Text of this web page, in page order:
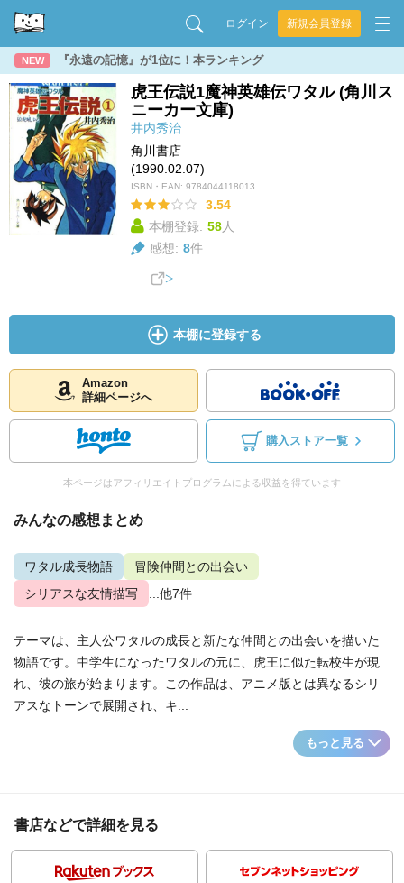
ログイン 新規会員登録
NEW 『永遠の記憶』が1位に！本ランキング
虎王伝説1魔神英雄伝ワタル (角川ス
ニーカー文庫)
井内秀治
角川書店
(1990.02.07)
ISBN・EAN: 9784044118013
3.54
本棚登録: 58人
感想: 8件
本棚に登録する
Amazon
詳細ページへ
購入ストア一覧
本ページはアフィリエイトプログラムによる収益を得ています
みんなの感想まとめ
ワタル成長物語
冒険仲間との出会い
シリアスな友情描写
...他7件
テーマは、主人公ワタルの成長と新たな仲間との出会いを描いた
物語です。中学生になったワタルの元に、虎王に似た転校生が現
れ、彼の旅が始まります。この作品は、アニメ版とは異なるシリ
アスなトーンで展開され、キ...
もっと見る
書店などで詳細を見る